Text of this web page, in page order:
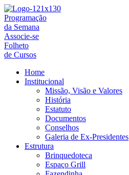
Ir
para
o
conteúdo
Programação
da Semana
Associe-se
Folheto
de Cursos
Home
Institucional
Missão, Visão e Valores
História
Estatuto
Documentos
Conselhos
Galeria de Ex-Presidentes
Estrutura
Brinquedoteca
Espaço Grill